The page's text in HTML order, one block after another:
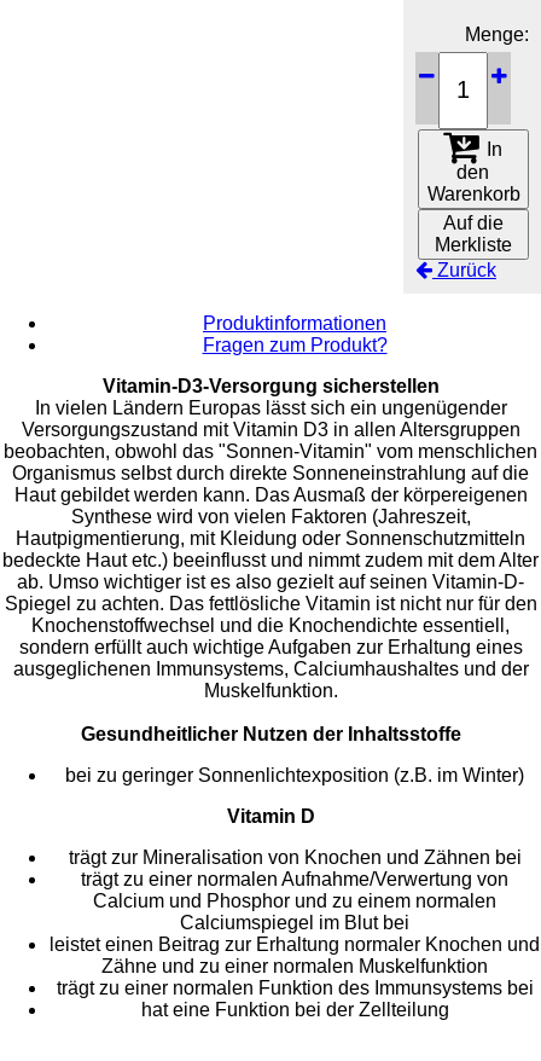
Menge:
In
den
Warenkorb
Auf die
Merkliste
Zurück
Produktinformationen
Fragen zum Produkt?
Vitamin-D3-Versorgung sicherstellen
In vielen Ländern Europas lässt sich ein ungenügender
Versorgungszustand mit Vitamin D3 in allen Altersgruppen
beobachten, obwohl das "Sonnen-Vitamin" vom menschlichen
Organismus selbst durch direkte Sonneneinstrahlung auf die
Haut gebildet werden kann. Das Ausmaß der körpereigenen
Synthese wird von vielen Faktoren (Jahreszeit,
Hautpigmentierung, mit Kleidung oder Sonnenschutzmitteln
bedeckte Haut etc.) beeinflusst und nimmt zudem mit dem Alter
ab. Umso wichtiger ist es also gezielt auf seinen Vitamin-D-
Spiegel zu achten. Das fettlösliche Vitamin ist nicht nur für den
Knochenstoffwechsel und die Knochendichte essentiell,
sondern erfüllt auch wichtige Aufgaben zur Erhaltung eines
ausgeglichenen Immunsystems, Calciumhaushaltes und der
Muskelfunktion.
Gesundheitlicher Nutzen der Inhaltsstoffe
bei zu geringer Sonnenlichtexposition (z.B. im Winter)
Vitamin D
trägt zur Mineralisation von Knochen und Zähnen bei
trägt zu einer normalen Aufnahme/Verwertung von
Calcium und Phosphor und zu einem normalen
Calciumspiegel im Blut bei
leistet einen Beitrag zur Erhaltung normaler Knochen und
Zähne und zu einer normalen Muskelfunktion
trägt zu einer normalen Funktion des Immunsystems bei
hat eine Funktion bei der Zellteilung